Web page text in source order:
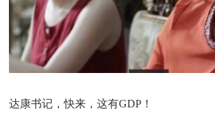
达康书记，快来，这有GDP！